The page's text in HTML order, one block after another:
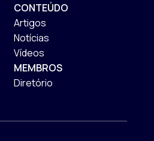
CONTEÚDO
Artigos
Notícias
Vídeos
MEMBROS
Diretório